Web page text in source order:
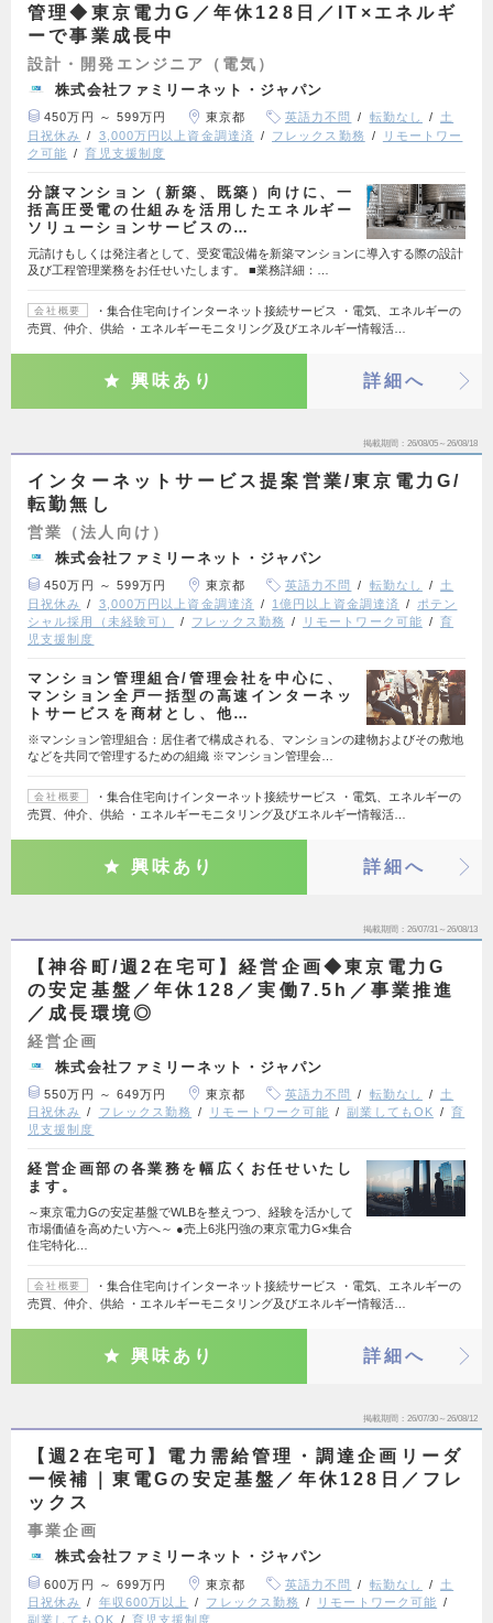
管理◆東京電力G／年休128日／IT×エネルギ
ーで事業成長中
設計・開発エンジニア（電気）
株式会社ファミリーネット・ジャパン
450万円 ～ 599万円 東京都 英語力不問 転勤なし
土
日祝休み
3,000万円以上資金調達済 フレックス勤務
リモートワー
ク可能
育児支援制度
分譲マンション（新築、既築）向けに、一
括高圧受電の仕組みを活用したエネルギー
ソリューションサービスの…
元請けもしくは発注者として、受変電設備を新築マンションに導入する際の設計
及び工程管理業務をお任せいたします。 ■業務詳細：…
会社概要
・集合住宅向けインターネット接続サービス ・電気、エネルギーの
売買、仲介、供給 ・エネルギーモニタリング及びエネルギー情報活…
興味あり 詳細へ
掲載期間 26/08/05～26/08/18
インターネットサービス提案営業/東京電力G/
転勤無し
営業（法人向け）
株式会社ファミリーネット・ジャパン
450万円 ～ 599万円 東京都 英語力不問 転勤なし
土
日祝休み
3,000万円以上資金調達済 1億円以上資金調達済
ポテン
シャル採用（未経験可）
フレックス勤務 リモートワーク可能
育
児支援制度
マンション管理組合/管理会社を中心に、
マンション全戸一括型の高速インターネッ
トサービスを商材とし、他…
※マンション管理組合：居住者で構成される、マンションの建物およびその敷地
などを共同で管理するための組織 ※マンション管理会…
会社概要
・集合住宅向けインターネット接続サービス ・電気、エネルギーの
売買、仲介、供給 ・エネルギーモニタリング及びエネルギー情報活…
興味あり 詳細へ
掲載期間 26/07/31～26/08/13
【神谷町/週2在宅可】経営企画◆東京電力G
の安定基盤／年休128／実働7.5h／事業推進
／成長環境◎
経営企画
株式会社ファミリーネット・ジャパン
550万円 ～ 649万円 東京都 英語力不問 転勤なし
土
日祝休み
フレックス勤務 リモートワーク可能 副業してもOK
育
児支援制度
経営企画部の各業務を幅広くお任せいたし
ます。
～東京電力Gの安定基盤でWLBを整えつつ、経験を活かして
市場価値を高めたい方へ～ ●売上6兆円強の東京電力G×集合
住宅特化…
会社概要
・集合住宅向けインターネット接続サービス ・電気、エネルギーの
売買、仲介、供給 ・エネルギーモニタリング及びエネルギー情報活…
興味あり 詳細へ
掲載期間 26/07/30～26/08/12
【週2在宅可】電力需給管理・調達企画リーダ
ー候補｜東電Gの安定基盤／年休128日／フレ
ックス
事業企画
株式会社ファミリーネット・ジャパン
600万円 ～ 699万円 東京都 英語力不問 転勤なし
土
日祝休み
年収600万以上 フレックス勤務
リモートワーク可能
副業してもOK
育児支援制度